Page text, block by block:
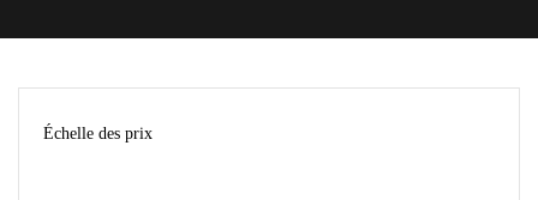
Échelle des prix